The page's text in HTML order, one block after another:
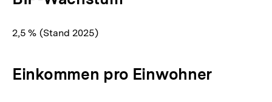
2,5 % (Stand 2025)
Einkommen pro Einwohner